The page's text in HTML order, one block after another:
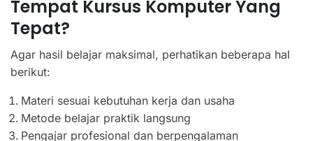
Tempat Kursus Komputer Yang
Tepat?
Agar hasil belajar maksimal, perhatikan beberapa hal
berikut:
Materi sesuai kebutuhan kerja dan usaha
Metode belajar praktik langsung
Pengajar profesional dan berpengalaman